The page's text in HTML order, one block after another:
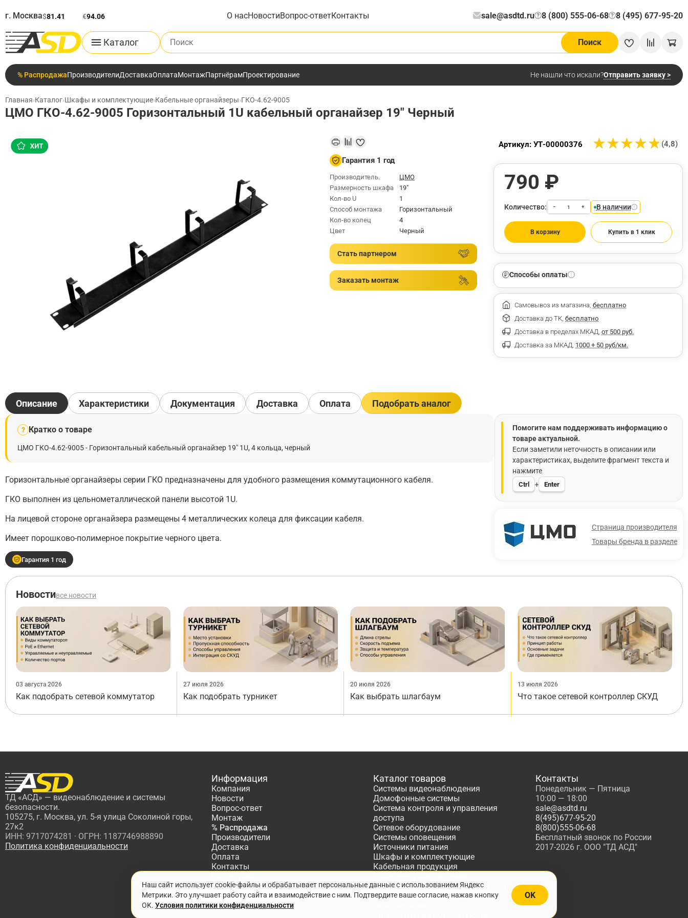
г. Москва$81.41 €94.06 О насНовостиВопрос-ответКонтакты sale@asdtd.ru 8 (800) 555-06-68
? 8 (495) 677-95-20
?
Каталог
Поиск по каталогу
Поиск
% РаспродажаПроизводителиДоставкаОплатаМонтажПартнёрамПроектирование Не нашли что искали?Отправить заявку >
Главная›Каталог›Шкафы и комплектующие›Кабельные органайзеры›ГКО-4.62-9005
ЦМО ГКО-4.62-9005 Горизонтальный 1U кабельный органайзер 19" Черный
Гарантия 1 год
Производитель.
ЦМО
Размерность шкафа
19"
Кол-во U
1
Способ монтажа
Горизонтальный
Кол-во колец
4
Цвет
Черный
Стать партнером
Заказать монтаж
★★★★★
★★★★★ (4,8)
Артикул: УТ-00000376
790 ₽
Количество: − + В наличии
В корзину Купить в 1 клик
Способы оплаты
Самовывоз из магазина, бесплатно
Доставка до ТК, бесплатно
Доставка в пределах МКАД, от 500 руб.
Доставка за МКАД, 1000 + 50 руб/км.
Описание
? Кратко о товаре
ЦМО ГКО-4.62-9005 - Горизонтальный кабельный органайзер 19" 1U, 4 кольца, черный
Горизонтальные органайзеры серии ГКО предназначены для удобного размещения коммутационного кабеля.
ГКО выполнен из цельнометаллической панели высотой 1U.
На лицевой стороне органайзера размещены 4 металлических колеца для фиксации кабеля.
Имеет порошково-полимерное покрытие черного цвета.
Гарантия 1 год
Помогите нам поддерживать информацию о
товаре актуальной.
Если заметили неточность в описании или
характеристиках, выделите фрагмент текста и
нажмите
Ctrl + Enter
Страница производителя
Товары бренда в разделе
Характеристики Документация Доставка Оплата Подобрать аналог
Новостивсе новости
03 августа 2026
Как подобрать сетевой коммутатор
27 июля 2026
Как подобрать турникет
20 июля 2026
Как выбрать шлагбаум
13 июля 2026
Что такое сетевой контроллер СКУД
ТД «АСД» — видеонаблюдение и системы
безопасности.
105275, г. Москва, ул. 5-я улица Соколиной горы,
27к2
ИНН: 9717074281 · ОГРН: 1187746988890
Политика конфиденциальности
Информация
Компания
Новости
Вопрос-ответ
Монтаж
% Распродажа
Производители
Доставка
Оплата
Контакты
Проектирование
Каталог товаров
Системы видеонаблюдения
Домофонные системы
Система контроля и управления
доступа
Сетевое оборудование
Системы оповещения
Источники питания
Шкафы и комплектующие
Кабельная продукция
Расходные материалы, Инструменты
Системы охранно-пожарной
Контакты
Понедельник — Пятница
10:00 — 18:00
sale@asdtd.ru
8(495)677-95-20
8(800)555-06-68
Бесплатный звонок по России
2017-2026 г. ООО "ТД АСД"
Наш сайт использует cookie-файлы и обрабатывает персональные данные с использованием Яндекс
Метрики. Это улучшает работу сайта и взаимодействие с ним. Подтвердите ваше согласие, нажав кнопку
OK. Условия политики конфиденциальности
OK